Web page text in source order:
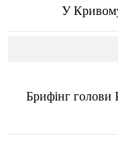
У
Брифінг голови